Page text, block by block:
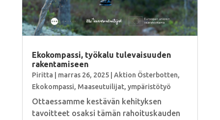
Ekokompassi, työkalu tulevaisuuden
rakentamiseen
Piritta marras 26, 2025| Aktion Österbotten,
Ekokompassi, Maaseutuilijat, ympäristötyö
Ottaessamme kestävän kehityksen
tavoitteet osaksi tämän rahoituskauden